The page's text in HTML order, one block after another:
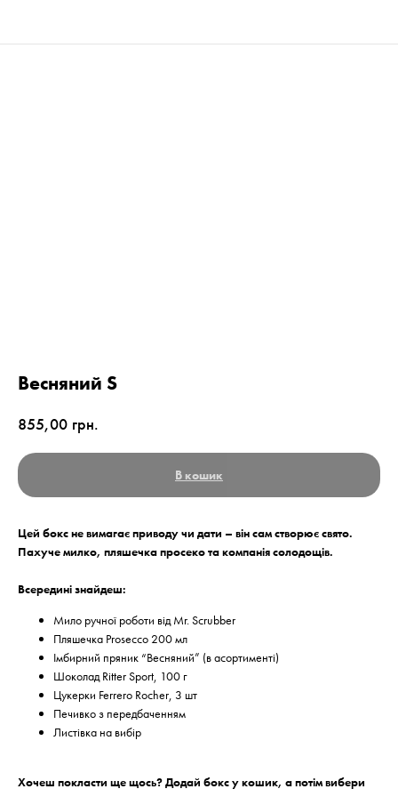
Весняний S
855,00 грн.
В кошик
Цей бокс не вимагає приводу чи дати – він сам створює свято.
Пахуче милко, пляшечка просеко та компанія солодощів.
Всередині знайдеш:
Мило ручної роботи від Mr. Scrubber
Пляшечка Prosecco 200 мл
Імбирний пряник “Весняний” (в асортименті)
Шоколад Ritter Sport, 100 г
Цукерки Ferrero Rocher, 3 шт
Печивко з передбаченням
Листівка на вибір
Хочеш покласти ще щось? Додай бокс у кошик, а потім вибери